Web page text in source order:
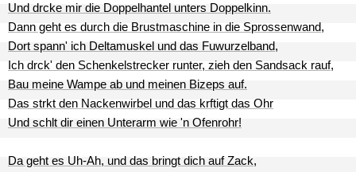
Und drcke mir die Doppelhantel unters Doppelkinn.
Dann geht es durch die Brustmaschine in die Sprossenwand,
Dort spann' ich Deltamuskel und das Fuwurzelband,
Ich drck' den Schenkelstrecker runter, zieh den Sandsack rauf,
Bau meine Wampe ab und meinen Bizeps auf.
Das strkt den Nackenwirbel und das krftigt das Ohr
Und schlt dir einen Unterarm wie 'n Ofenrohr!
Da geht es Uh-Ah, und das bringt dich auf Zack,